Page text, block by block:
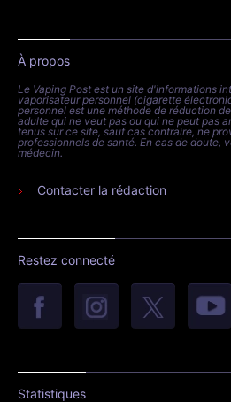
À propos
Le Vaping Post est un site d'informations
vaporisateur personnel (cigarette
personnel est une méthode de réduction
adulte qui ne veut pas ou qui ne peut pas
tenus sur ce site, sauf cas contraire, ne
professionnels de santé. En cas de doute,
médecin.
Contacter la rédaction
Restez connecté
Statistiques